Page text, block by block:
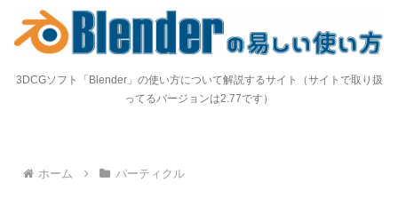
3DCGソフト「Blender」の使い方について解説するサイト（サイトで取り扱
ってるバージョンは2.77です）
ホーム パーティクル